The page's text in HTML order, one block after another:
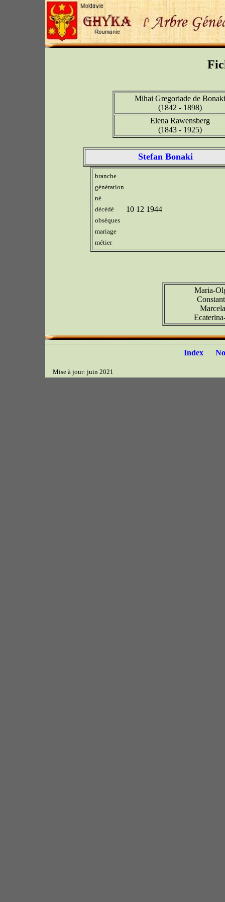
Mihai Gregoriade de Bonaki
(1842 - 1898)
Elena Rawensberg
(1843 - 1925)
Stefan Bonaki
branche
génération
né
décédé
10 12 1944
obsèques
mariage
métier
Maria-
Index
Mise à jour: juin 2021